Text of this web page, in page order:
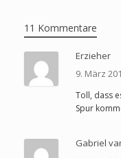
11 Kommentare
Erzieher
9. März
Toll, dass
Spur
Gabriel